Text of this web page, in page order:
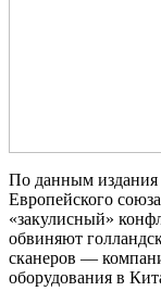
По данным
Европейского
«закулисный»
обвиняют
сканеров —
оборудования в